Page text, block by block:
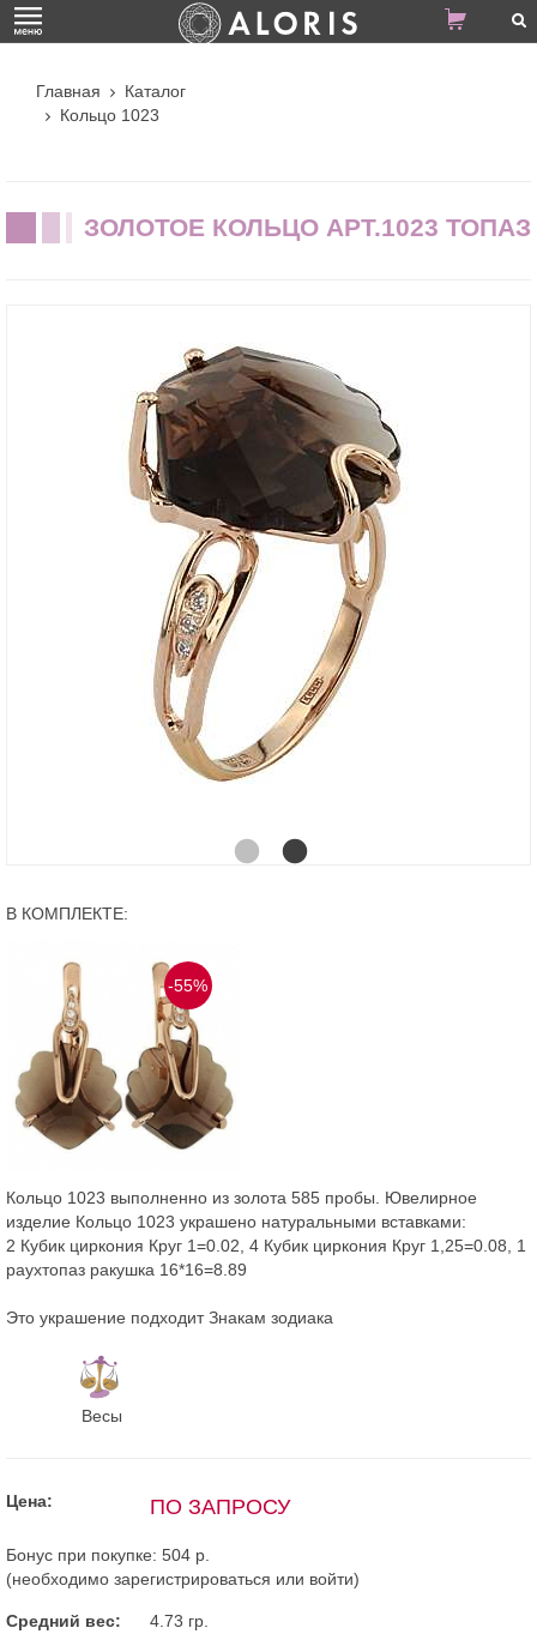
Главная
Каталог
Кольцо 1023
ЗОЛОТОЕ КОЛЬЦО АРТ.1023 ТОПАЗ
В КОМПЛЕКТЕ:
-55%
Кольцо 1023 выполненно из золота 585 пробы. Ювелирное
изделие Кольцо 1023 украшено натуральными вставками:
2 Кубик циркония Круг 1=0.02, 4 Кубик циркония Круг 1,25=0.08, 1
раухтопаз ракушка 16*16=8.89
Это украшение подходит Знакам зодиака
Весы
Цена: ПО ЗАПРОСУ
Бонус при покупке: 504 р.
(необходимо зарегистрироваться или войти)
Средний вес: 4.73 гр.